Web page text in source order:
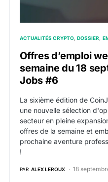
ACTUALITÉS CRYPTO DOSSIER
Offres d’emploi
semaine du 18
Jobs #6
La sixième édition de
une nouvelle sélection
secteur en pleine
offres de la semaine et
prochaine aventure
!
PAR ALEX LEROUX 18